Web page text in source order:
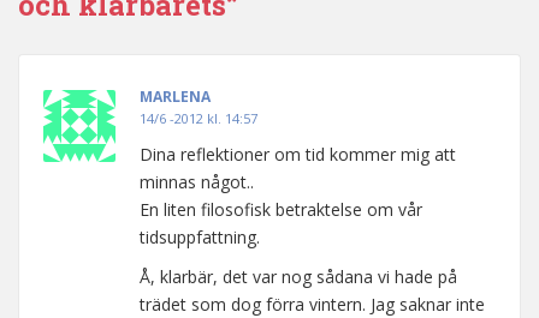
MARLENA
14/6 -2012 kl. 14:57
Dina reflektioner om tid kommer mig att
minnas något..
En liten filosofisk betraktelse om vår
tidsuppfattning.
Å, klarbär, det var nog sådana vi hade på
trädet som dog förra vintern. Jag saknar inte